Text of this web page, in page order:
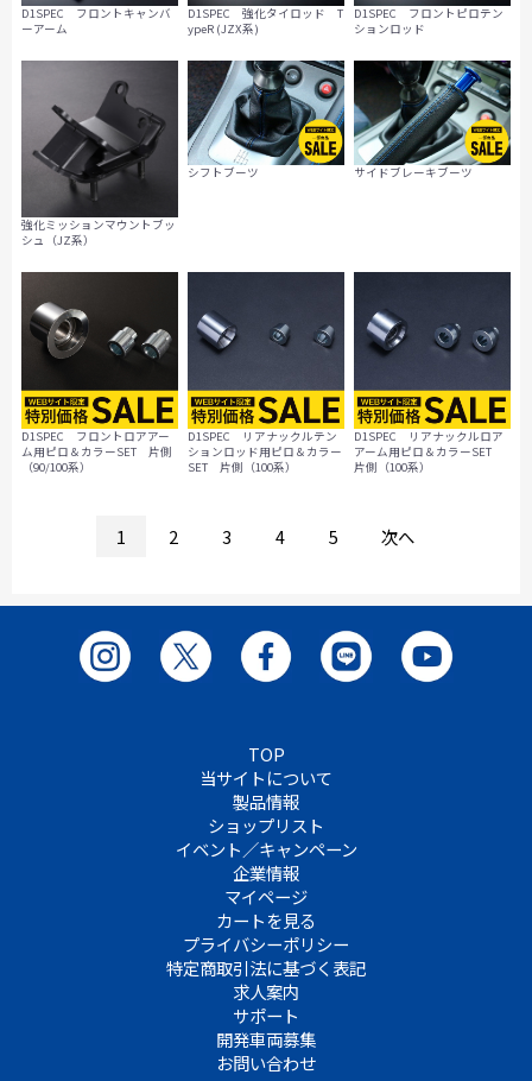
D1SPEC フロントキャンバ
ーアーム
D1SPEC 強化タイロッド T
ypeR (JZX系)
D1SPEC フロントピロテン
ションロッド
強化ミッションマウントブッ
シュ（JZ系）
シフトブーツ サイドブレーキブーツ
D1SPEC フロントロアアー
ム用ピロ＆カラーSET 片側
（90/100系）
D1SPEC リアナックルテン
ションロッド用ピロ＆カラー
SET 片側（100系）
D1SPEC リアナックルロア
アーム用ピロ＆カラーSET
片側（100系）
1 2 3 4 5 次へ
TOP
当サイトについて
製品情報
ショップリスト
イベント／キャンペーン
企業情報
マイページ
カートを見る
プライバシーポリシー
特定商取引法に基づく表記
求人案内
サポート
開発車両募集
お問い合わせ